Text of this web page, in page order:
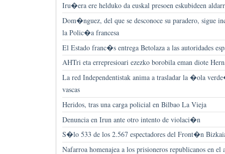
Iru�era ere helduko da euskal presoen eskubideen
Dom�nguez, del que se desconoce su paradero, sigue
la Polic�a francesa
El Estado franc�s entrega Betolaza a las autoridades
AHTri eta errepresioari ezezko borobila eman diote
La red Independentistak anima a trasladar la �ola
vascas
Heridos, tras una carga policial en Bilbao La Vieja
Denuncia en Irun ante otro intento de violaci�n
S�lo 533 de los 2.567 espectadores del Front�n
Nafarroa homenajea a los prisioneros republicanos en